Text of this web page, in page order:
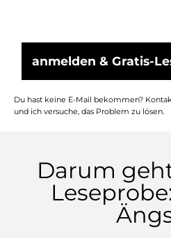
anmelden & Gratis-
Du hast keine E-Mail bekommen?
und ich versuche, das Problem zu lösen.
Darum